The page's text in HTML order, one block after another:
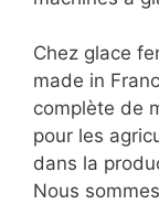
Chez glace
made in
complète de
pour les
dans la
Nous